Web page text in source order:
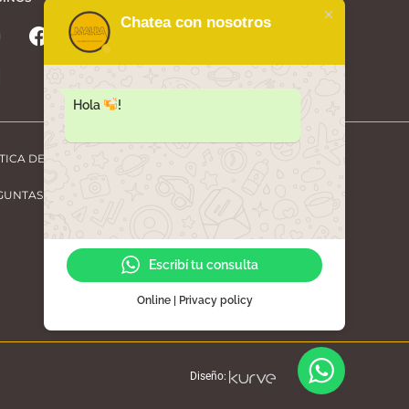
DE PRIVACIDAD
FRECUENTES
Diseño:
Chatea con nosotros
Hola !
Escribí tu consulta
Online | Privacy policy